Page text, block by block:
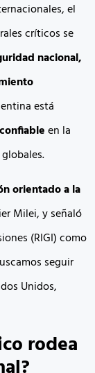
el
críticos se
nacional,
está
en la
orientado a la
Milei, y señaló
(RIGI) como
seguir
Unidos,
rodea